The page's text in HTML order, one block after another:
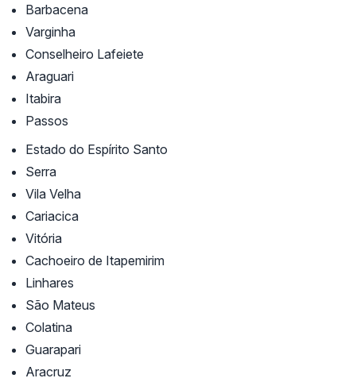
Barbacena
Varginha
Conselheiro Lafeiete
Araguari
Itabira
Passos
Estado do Espírito Santo
Serra
Vila Velha
Cariacica
Vitória
Cachoeiro de Itapemirim
Linhares
São Mateus
Colatina
Guarapari
Aracruz